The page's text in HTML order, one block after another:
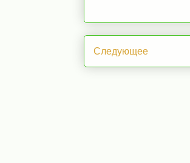
Следующее